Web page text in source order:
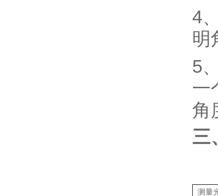
4
明
5
一
角
三
测量